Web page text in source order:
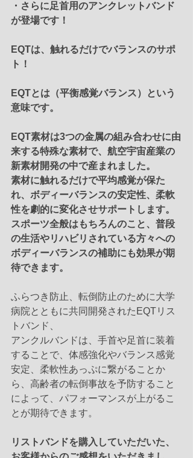
・さらに足首用のアンクレットバンド
が登場です！
EQTは、触れるだけでバランスのサポ
ト！
EQTとは（平衡感覚バランス）という
意味です。
EQT素材は3つの金属の組み合わせに由
来する特殊な素材で、航空宇宙産業の
新素材開発の中で産まれました。
素材に触れるだけで平均感覚が保た
れ、ボディーバランスの安定性、柔軟
性を劇的に変化させサポートします。
スポーツ全般はもちろんのこと、普段
の生活やリハビリされている方々への
ボディーバランスの補助にも効果が期
待できます。
ふらつき防止、転倒防止のために大学
病院とともに共同開発されたEQTリス
トバンド、
アンクルバンドは、手首や足首に装着
することで、体感強化やバランス感覚
安定、柔軟性あっぷに繋がることか
ら、高齢者の転倒事故を予防すること
によって、パフォーマンスが上がるこ
とが期待できます。
リストバンドを購入していただいた、